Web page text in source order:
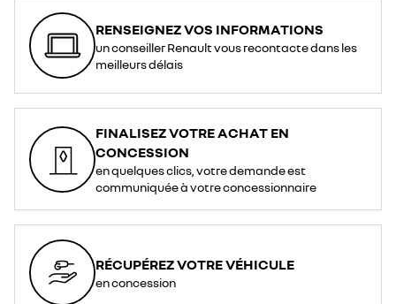
RENSEIGNEZ VOS INFORMATIONS
un conseiller Renault vous recontacte dans les
meilleurs délais
FINALISEZ VOTRE ACHAT EN
CONCESSION
en quelques clics, votre demande est
communiquée à votre concessionnaire
RÉCUPÉREZ VOTRE VÉHICULE
en concession